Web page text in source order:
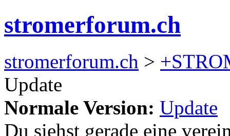
stromerforum.ch
stromerforum.ch >
Update
Normale Version: Update
Du siehst gerade eine